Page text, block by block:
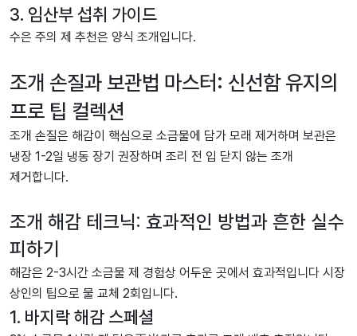
3. 임산부 섭취 가이드
수은 주의 제 추천은 양식 조개입니다.
조개 손질과 보관법 마스터: 신선함 유지의
프로 팁 컬렉션
조개 손질은 해감이 핵심으로 소금물에 담가 모래 제거하며 보관은
냉장 1-2일 냉동 장기 권장하며 조리 전 입 닫지 않는 조개
제거합니다.
조개 해감 테크닉: 효과적인 방법과 흔한 실수
피하기
해감은 2-3시간 소금물 제 경험상 어두운 곳에서 효과적입니다 시장
상인의 팁으로 물 교체 2회입니다.
1. 바지락 해감 스페셜